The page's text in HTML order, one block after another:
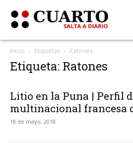
Inicio Etiquetas Ratones
Etiqueta: Ratones
Litio en la Puna | Perfil
multinacional francesa
18 de mayo, 2018